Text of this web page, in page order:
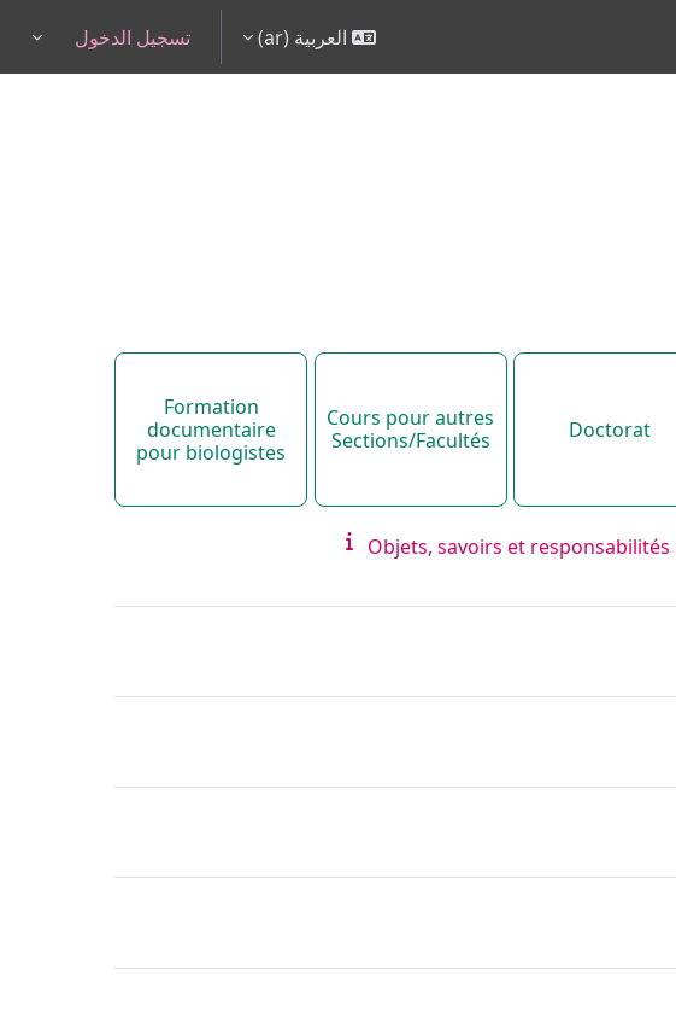
العربية ‎(ar)‎ تسجيل الدخول
Doctorat
Cours pour autres
Sections/Facultés
Formation
documentaire
pour biologistes
Objets, savoirs et